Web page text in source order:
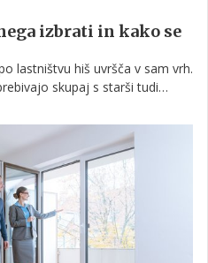
izbrati in kako se
lastništvu hiš uvršča v sam vrh.
skupaj s starši tudi
Drugačni pogledi in
po spremembah v prostoru, ki
prebivalcem. Tako lahko hiša
so same sobe slabo
dnevni prostor je premajhen,
delo, rekreacijo ali pa
se pogosto odločimo povečati